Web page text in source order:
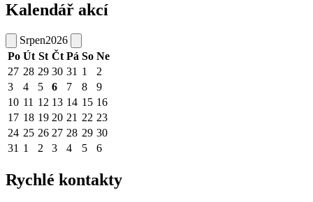
Kalendář akcí
Srpen2026
Po Út St Čt Pá So Ne
27 28 29 30 31 1
2
3
4 5 6 7 8
9
10 11 12 13 14 15 16
17 18 19 20 21 22 23
24 25 26 27 28 29 30
31 1 2 3 4 5 6
Rychlé kontakty